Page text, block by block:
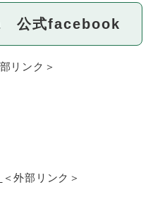
公式facebook
リンク＞
＜外部リンク＞